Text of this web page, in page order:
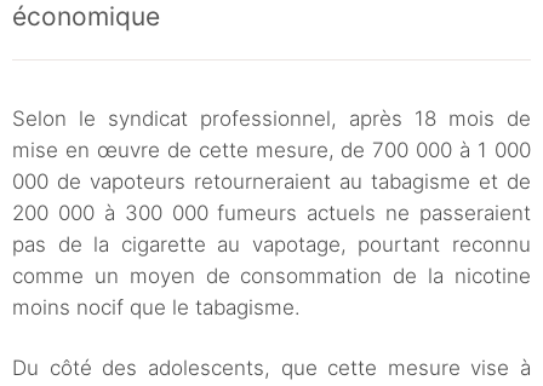
économique
Selon le syndicat professionnel, après 18 mois de
mise en œuvre de cette mesure, de 700 000 à 1 000
000 de vapoteurs retourneraient au tabagisme et de
200 000 à 300 000 fumeurs actuels ne passeraient
pas de la cigarette au vapotage, pourtant reconnu
comme un moyen de consommation de la nicotine
moins nocif que le tabagisme.
Du côté des adolescents, que cette mesure vise à